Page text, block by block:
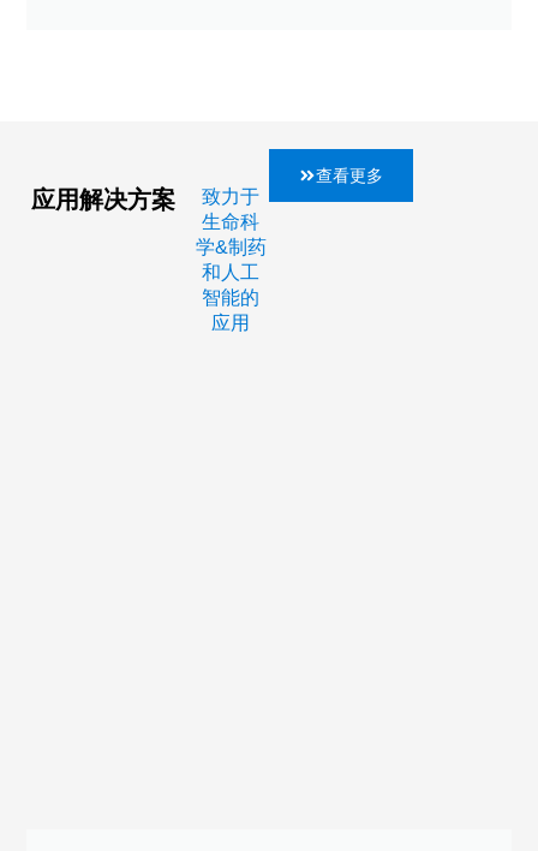
应用解决方案
致力于
生命科
学&制药
和人工
智能的
应用
查看更多